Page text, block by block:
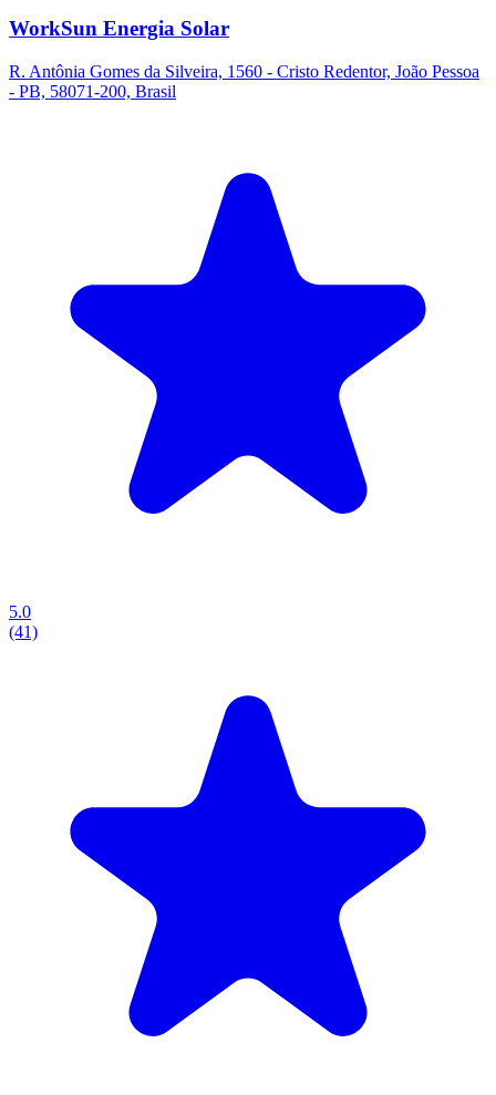
WorkSun Energia Solar
R. Antônia Gomes da Silveira, 1560 - Cristo Redentor, João Pessoa
- PB, 58071-200, Brasil
5.0
(41)